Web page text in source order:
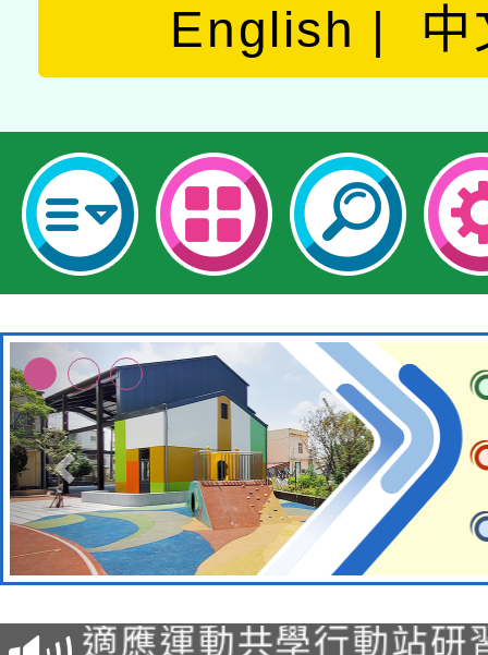
English 中
本校115學年度第2次
招甄選結果公告(無人
適應運動共學行動站研